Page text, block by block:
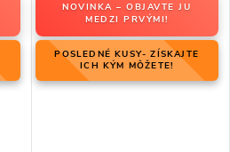
NOVINKA – OBJAVTE JU
MEDZI PRVÝMI!
POSLEDNÉ KUSY- ZÍSKAJTE
ICH KÝM MÔŽETE!